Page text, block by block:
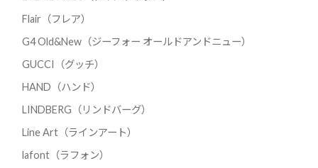
Flair（フレア）
G4 Old&New（ジーフォー オールドアンドニュー）
GUCCI（グッチ）
HAND（ハンド）
LINDBERG（リンドバーグ）
Line Art（ラインアート）
lafont（ラフォン）